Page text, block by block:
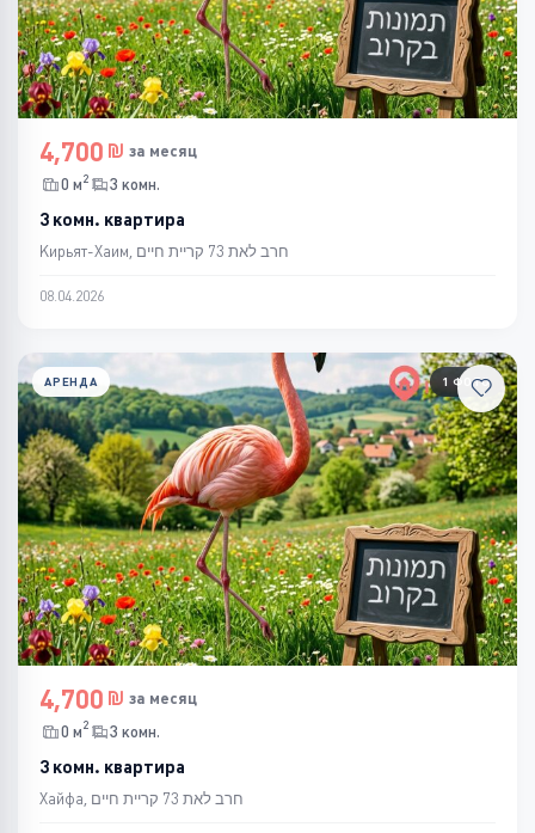
4,700
за месяц
0 м2 3 комн.
3 комн. квартира
Кирьят-Хаим, חרב לאת 73 קריית חיים
08.04.2026
1 ФОТО
АРЕНДА
4,700
за месяц
0 м2 3 комн.
3 комн. квартира
Хайфа, חרב לאת 73 קריית חיים